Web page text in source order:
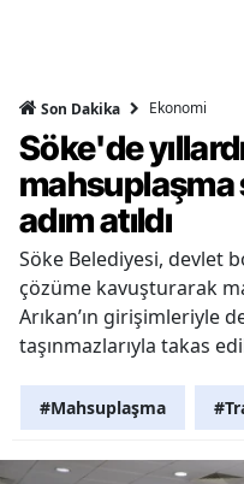
Son Dakika Ekonomi
Söke'de
mahsuplaşma
adım atıldı
Söke Belediyesi, devlet
çözüme kavuşturarak
Arıkan’ın girişimleriyle
taşınmazlarıyla takas
#Mahsuplaşma